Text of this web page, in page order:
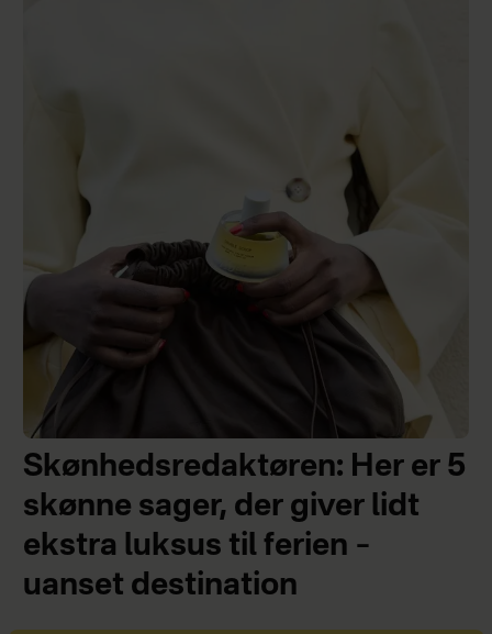
Skønhedsredaktøren: Her er 5
skønne sager, der giver lidt
ekstra luksus til ferien –
uanset destination